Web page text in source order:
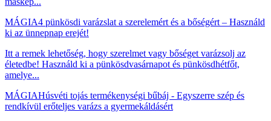
MÁGIA4 pünkösdi varázslat a szerelemért és a bőségért – Használd
ki az ünnepnap erejét!
Itt a remek lehetőség, hogy szerelmet vagy bőséget varázsolj az
életedbe! Használd ki a pünkösdvasárnapot és pünkösdhétfőt,
amelye...
MÁGIAHúsvéti tojás termékenységi bűbáj - Egyszerre szép és
rendkívül erőteljes varázs a gyermekáldásért